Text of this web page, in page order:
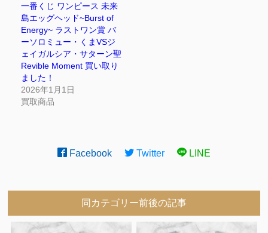
一番くじ ワンピース 未来
島エッグヘッド~Burst of
Energy~ ラストワン賞 バ
ーソロミュー・くまVSジ
ェイガルシア・サターン聖
Revible Moment 買い取り
ました！
2026年1月1日
買取商品
Facebook Twitter LINE
同カテゴリー前後の記事